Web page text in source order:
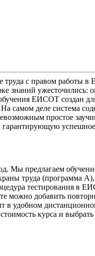
труда с правом работы
знаний ужесточились:
ЕИСОТ создан
деле система
простое
успешное
Мы предлагаем
труда (программа А),
тестирования в
можно добавить
в удобном
курса и